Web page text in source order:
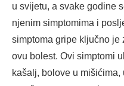
u svijetu, a svake godine
njenim simptomima i
simptoma gripe ključno je
ovu bolest. Ovi simptomi
kašalj, bolove u